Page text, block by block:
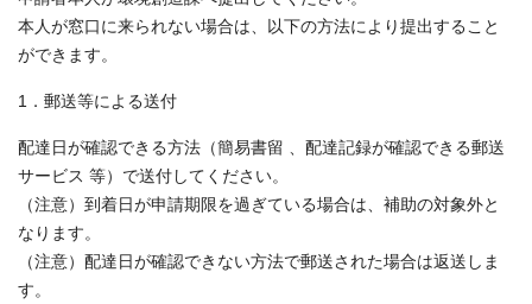
本人が窓口に来られない場合は、以下の方法により提出すること
ができます。
1．郵送等による送付
配達日が確認できる方法（簡易書留 、配達記録が確認できる郵送
サービス 等）で送付してください。
（注意）到着日が申請期限を過ぎている場合は、補助の対象外と
なります。
（注意）配達日が確認できない方法で郵送された場合は返送しま
す。